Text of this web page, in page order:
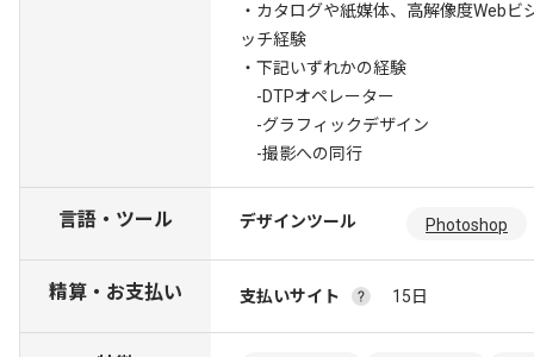
・カタログや紙媒体、高解像度Webビ
ッチ経験
・下記いずれかの経験
-DTPオペレーター
-グラフィックデザイン
-撮影への同行
言語・ツール デザインツール Photoshop
精算・お支払い 支払いサイト 15日